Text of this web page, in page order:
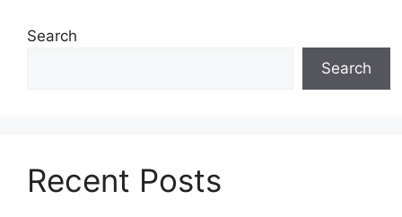
Search
Search
Recent Posts